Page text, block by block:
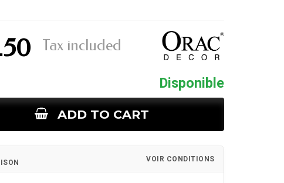
Tax included
Disponible
ADD TO CART
VOIR CONDITIONS